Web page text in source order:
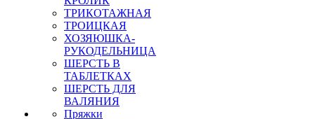
ТРИКОТАЖНАЯ
ТРОИЦКАЯ
ХОЗЯЮШКА-
РУКОДЕЛЬНИЦА
ШЕРСТЬ В
ТАБЛЕТКАХ
ШЕРСТЬ ДЛЯ
ВАЛЯНИЯ
Пряжки